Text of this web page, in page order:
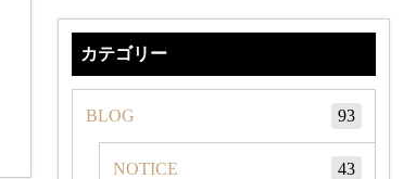
カテゴリー
BLOG 93
NOTICE 43